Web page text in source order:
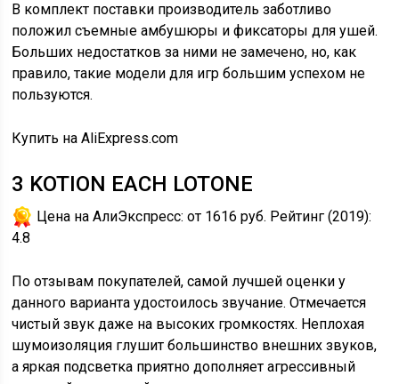
В комплект поставки производитель заботливо
положил съемные амбушюры и фиксаторы для ушей.
Больших недостатков за ними не замечено, но, как
правило, такие модели для игр большим успехом не
пользуются.
Купить на AliExpress.com
3 KOTION EACH LOTONE
Цена на АлиЭкспресс:от 1616 руб. Рейтинг (2019):
4.8
По отзывам покупателей, самой лучшей оценки у
данного варианта удостоилось звучание. Отмечается
чистый звук даже на высоких громкостях. Неплохая
шумоизоляция глушит большинство внешних звуков,
а яркая подсветка приятно дополняет агрессивный